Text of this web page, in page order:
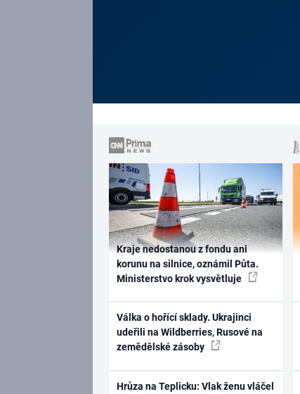
Kraje nedostanou z fondu ani
korunu na silnice, oznámil Půta.
Ministerstvo krok vysvětluje
Válka o hořící sklady. Ukrajinci
udeřili na Wildberries, Rusové na
zemědělské zásoby
Hrůza na Teplicku: Vlak ženu vláčel